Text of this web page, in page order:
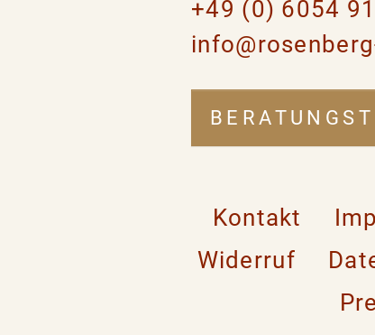
+49 (0) 6054
Kontakt
Widerruf